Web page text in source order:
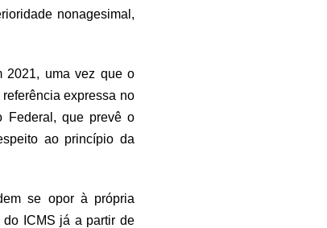
nonagesimal,
2021, uma vez que o
expressa no
Federal, que prevê o
ao princípio da
se opor à própria
do ICMS já a partir de